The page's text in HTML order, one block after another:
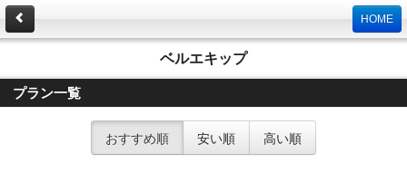
HOME
ベルエキップ
プラン一覧
おすすめ順 安い順 高い順